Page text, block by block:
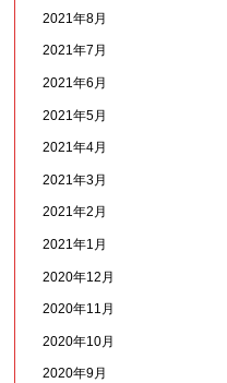
2021年8月
2021年7月
2021年6月
2021年5月
2021年4月
2021年3月
2021年2月
2021年1月
2020年12月
2020年11月
2020年10月
2020年9月